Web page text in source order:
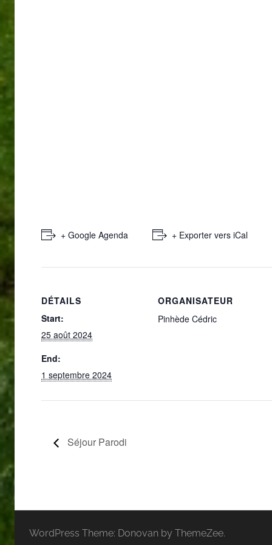
+ Google Agenda + Exporter vers iCal
DÉTAILS
Start:
25 août 2024
End:
1 septembre 2024
ORGANISATEUR
Pinhède Cédric
Séjour Parodi
WordPress Theme: Donovan by ThemeZee.